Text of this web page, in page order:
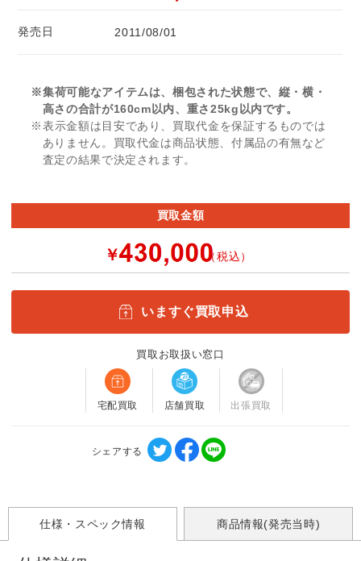
発売日 2011/08/01
※集荷可能なアイテムは、梱包された状態で、縦・横・
高さの合計が160cm以内、重さ25kg以内です。
※表示金額は目安であり、買取代金を保証するものでは
ありません。買取代金は商品状態、付属品の有無など
査定の結果で決定されます。
買取金額
￥ （税込）
いますぐ買取申込
買取お取扱い窓口
宅配買取 店舗買取 出張買取
シェアする
仕様・スペック情報 商品情報(発売当時)